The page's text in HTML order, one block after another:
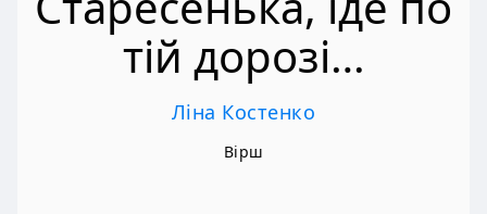
тій дорозі…
Ліна Костенко
Вірш